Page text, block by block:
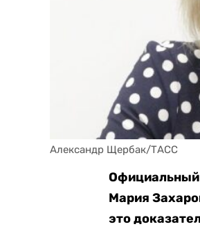
Александр Щербак/ТАСС
Официальный
Мария
это